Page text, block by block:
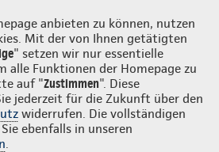
anbieten zu können, nutzen
Mit der von Ihnen getätigten
" setzen wir nur essentielle
alle Funktionen der Homepage zu
auf "Zustimmen". Diese
jederzeit für die Zukunft über den
widerrufen. Die vollständigen
ebenfalls in unseren
.
Login
Angebote Beratung & Angebot